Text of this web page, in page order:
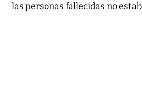
las personas fallecidas no